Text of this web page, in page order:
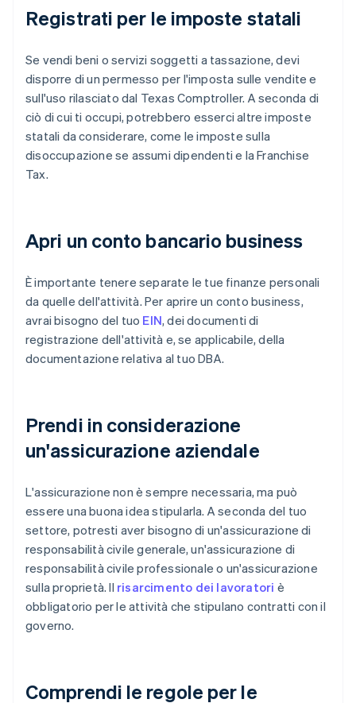
Registrati per le imposte statali
Se vendi beni o servizi soggetti a tassazione, devi
disporre di un permesso per l'imposta sulle vendite e
sull'uso rilasciato dal Texas Comptroller. A seconda di
ciò di cui ti occupi, potrebbero esserci altre imposte
statali da considerare, come le imposte sulla
disoccupazione se assumi dipendenti e la Franchise
Tax.
Apri un conto bancario business
È importante tenere separate le tue finanze personali
da quelle dell'attività. Per aprire un conto business,
avrai bisogno del tuo EIN, dei documenti di
registrazione dell'attività e, se applicabile, della
documentazione relativa al tuo DBA.
Prendi in considerazione
un'assicurazione aziendale
L'assicurazione non è sempre necessaria, ma può
essere una buona idea stipularla. A seconda del tuo
settore, potresti aver bisogno di un'assicurazione di
responsabilità civile generale, un'assicurazione di
responsabilità civile professionale o un'assicurazione
sulla proprietà. Il risarcimento dei lavoratori è
obbligatorio per le attività che stipulano contratti con il
governo.
Comprendi le regole per le